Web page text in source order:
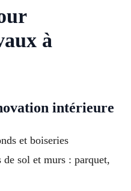
à
intérieure
et boiseries
de sol et murs : parquet,